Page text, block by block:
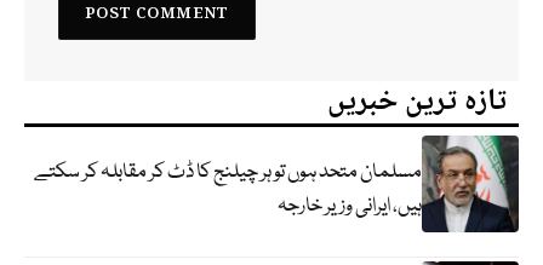
تازہ ترین خبریں
مسلمان متحد ہوں تو ہر چیلنج کا ڈٹ کر مقابلہ کر سکتے
ہیں، ایرانی وزیر خارجہ